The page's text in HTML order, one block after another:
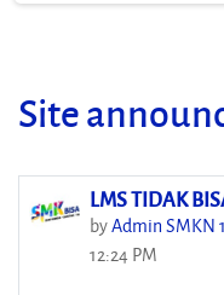
Site
LMS TIDAK
byAdmin SMKN
12:24 PM